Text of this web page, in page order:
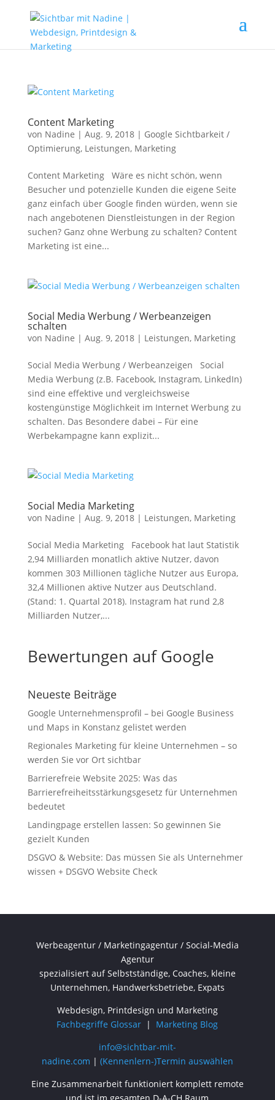
Content Marketing
von Nadine | Aug. 9, 2018| Google Sichtbarkeit /
Optimierung, Leistungen, Marketing
Content Marketing Wäre es nicht schön, wenn
Besucher und potenzielle Kunden die eigene Seite
ganz einfach über Google finden würden, wenn sie
nach angebotenen Dienstleistungen in der Region
suchen? Ganz ohne Werbung zu schalten? Content
Marketing ist eine...
Social Media Werbung / Werbeanzeigen
schalten
von Nadine | Aug. 9, 2018| Leistungen, Marketing
Social Media Werbung / Werbeanzeigen Social
Media Werbung (z.B. Facebook, Instagram, LinkedIn)
sind eine effektive und vergleichsweise
kostengünstige Möglichkeit im Internet Werbung zu
schalten. Das Besondere dabei – Für eine
Werbekampagne kann explizit...
Social Media Marketing
von Nadine | Aug. 9, 2018| Leistungen, Marketing
Social Media Marketing Facebook hat laut Statistik
2,94 Milliarden monatlich aktive Nutzer, davon
kommen 303 Millionen tägliche Nutzer aus Europa,
32,4 Millionen aktive Nutzer aus Deutschland.
(Stand: 1. Quartal 2018). Instagram hat rund 2,8
Milliarden Nutzer,...
Bewertungen auf Google
Neueste Beiträge
Google Unternehmensprofil – bei Google Business
und Maps in Konstanz gelistet werden
Regionales Marketing für kleine Unternehmen – so
werden Sie vor Ort sichtbar
Barrierefreie Website 2025: Was das
Barrierefreiheitsstärkungsgesetz für Unternehmen
bedeutet
Landingpage erstellen lassen: So gewinnen Sie
gezielt Kunden
DSGVO & Website: Das müssen Sie als Unternehmer
wissen + DSGVO Website Check
Werbeagentur / Marketingagentur / Social-Media
Agentur
spezialisiert auf Selbstständige, Coaches, kleine
Unternehmen, Handwerksbetriebe, Expats
Webdesign, Printdesign und Marketing
Fachbegriffe Glossar | Marketing Blog
info@sichtbar-mit-
nadine.com | (Kennenlern-)Termin auswählen
Eine Zusammenarbeit funktioniert komplett remote